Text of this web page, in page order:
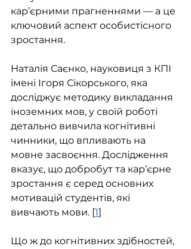
кар’єрними прагненнями — а це
ключовий аспект особистісного
зростання.
Наталія Саєнко, науковиця з КПІ
імені Ігоря Сікорського, яка
досліджує методику викладання
іноземних мов, у своїй роботі
детально вивчила когнітивні
чинники, що впливають на
мовне засвоєння. Дослідження
вказує, що добробут та кар’єрне
зростання є серед основних
мотивацій студентів, які
вивчають мови. [1]
Що ж до когнітивних здібностей,